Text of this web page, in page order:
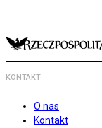
KONTAKT
O nas
Kontakt